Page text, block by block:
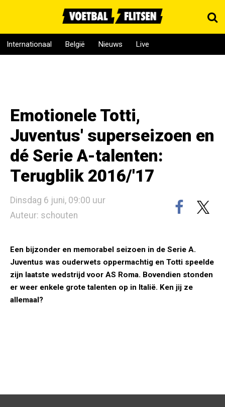
Internationaal België Nieuws Live
Emotionele Totti,
Juventus' superseizoen en
dé Serie A-talenten:
Terugblik 2016/'17
Dinsdag 6 juni, 09:00 uur
Auteur: schouten
Een bijzonder en memorabel seizoen in de Serie A.
Juventus was ouderwets oppermachtig en Totti speelde
zijn laatste wedstrijd voor AS Roma. Bovendien stonden
er weer enkele grote talenten op in Italië. Ken jij ze
allemaal?